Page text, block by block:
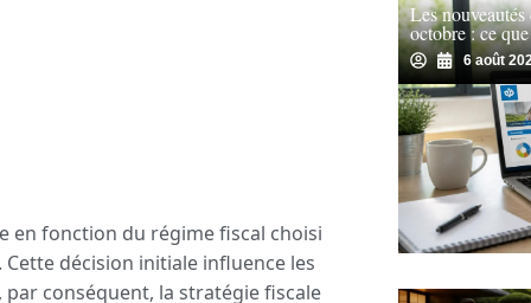
en fonction du régime fiscal choisi
Cette décision initiale influence les
conséquent, la stratégie fiscale
Les
octobre : ce
6 août